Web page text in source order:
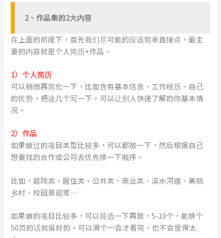
2、作品集的2大内容
在上面的前提下，首先我们尽可能的应该简单直接点，最主
要的内容就是个人简历+作品。
1）个人简历
可以稍微再简化一下，比如含有基本信息、工作经历、自己
的优势，把这几个写一下。可以让别人快速了解的你基本情
况。
2）作品
如果做过的项目类型比较多，可以都放一下，然后根据自己
想要找的合作或公司去优先排一下顺序。
比如，庭院类、居住类、公共类、商业类、滨水河道、美丽
乡村、校园景观等…
如果做的项目比较多，可以筛选一下再放，5-10个，能排个
50页的话就挺好的。可以滑个一会才看完，也不会显得太